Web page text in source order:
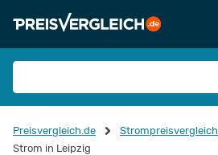
Preisvergleich.de Strompreisvergleich
Strom in Leipzig